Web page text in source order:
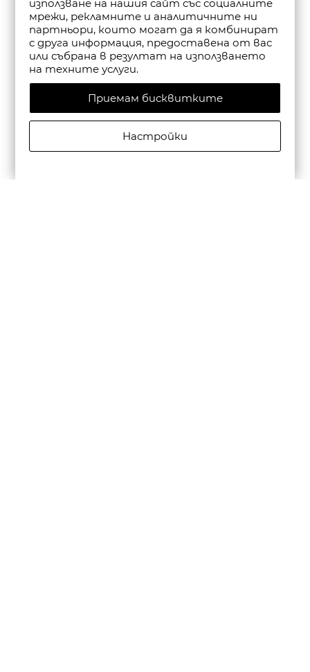
използване на нашия сайт със социалните
мрежи, рекламните и аналитичните ни
партньори, които могат да я комбинират
с друга информация, предоставена от вас
или събрана в резултат на използването
на техните услуги.
Приемам бисквитките
Настройки